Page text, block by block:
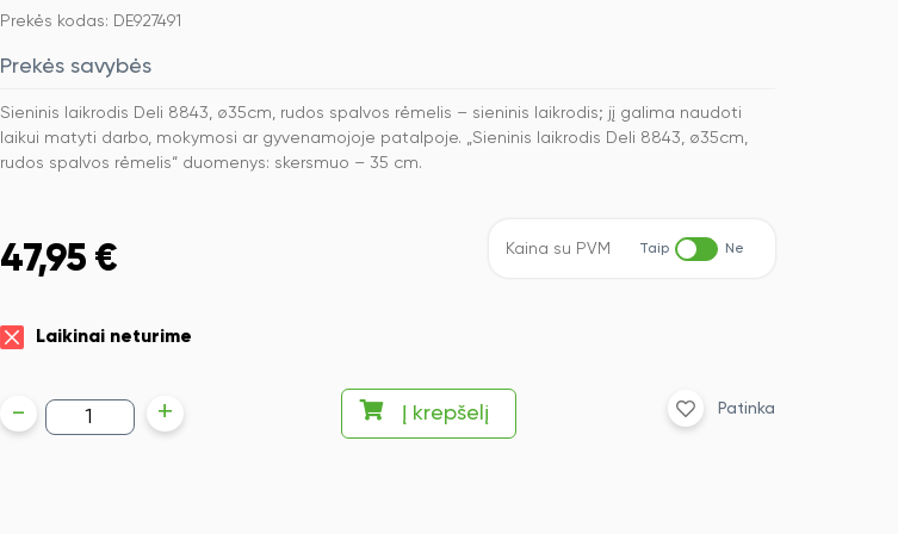
Prekės kodas: DE927491
Prekės savybės
Sieninis laikrodis Deli 8843, ø35cm, rudos spalvos rėmelis – sieninis laikrodis; jį galima naudoti
laikui matyti darbo, mokymosi ar gyvenamojoje patalpoje. „Sieninis laikrodis Deli 8843, ø35cm,
rudos spalvos rėmelis“ duomenys: skersmuo – 35 cm.
47,95 € Kaina su PVM Taip Ne
Laikinai neturime
produkto
kiekis:
Sieninis
- + Į krepšelį Patinka